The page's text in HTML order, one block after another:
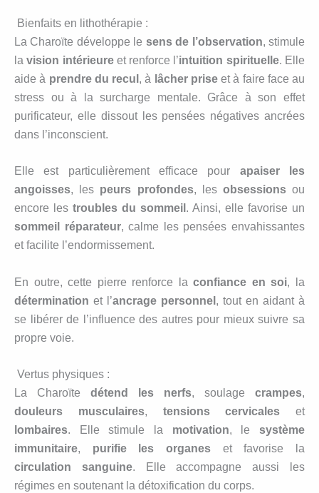
Bienfaits en lithothérapie :
La Charoïte développe le sens de l’observation, stimule
lavision intérieureet renforce l’intuition spirituelle. Elle
aide à prendre du recul , à lâcher priseet à faire face au
stress ou à la surcharge mentale. Grâce à son effet
purificateur, elle dissout les pensées négatives ancrées
dans l’inconscient.
Elle est particulièrement efficace pour apaiser les
angoisses, les peurs profondes, les obsessionsou
encore les troubles du sommeil . Ainsi, elle favorise un
sommeil réparateur, calme les pensées envahissantes
et facilite l’endormissement.
En outre, cette pierre renforce laconfiance en soi, la
détermination et l’ancrage personnel , tout en aidant à
se libérer de l’influence des autres pour mieux suivre sa
propre voie.
Vertus physiques :
La Charoïte détend les nerfs, soulage crampes,
douleurs musculaires, tensions cervicales et
lombaires. Elle stimule la motivation, lesystème
immunitaire, purifie les organes et favorise la
circulation sanguine. Elle accompagne aussi les
régimes en soutenant la détoxification du corps.